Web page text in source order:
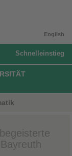
English
Schnelleinstieg